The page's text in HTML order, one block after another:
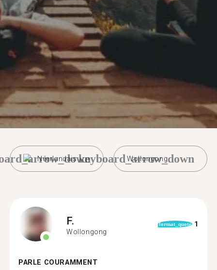
Néerlandais Wollongong
keyboard_arrow_down
F.
Wollongong
format_quote 1
PARLE COURAMMENT